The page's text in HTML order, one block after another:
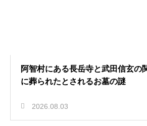
阿智村にある長岳寺と武田信玄の
に葬られたとされるお墓の謎
2026.08.03